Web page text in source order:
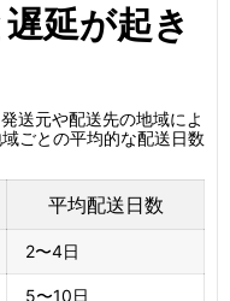
延が起き
送元や配送先の地域によ
ごとの平均的な配送日数
平均配送日数
2〜4日
5〜10日